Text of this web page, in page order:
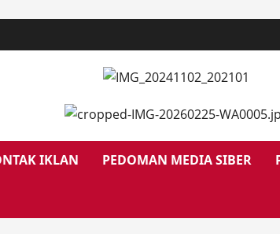
IKLAN PEDOMAN MEDIA SIBER